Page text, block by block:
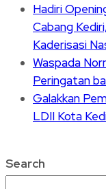
Hadiri
Cabang
Kaderisasi
Waspada
Peringatan
Galakkan
LDII Kota
Search